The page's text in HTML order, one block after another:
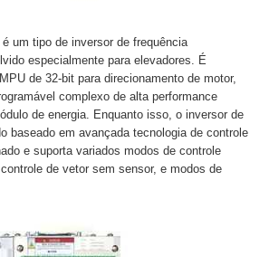
um tipo de inversor de frequência
especialmente para elevadores. É
de 32-bit para direcionamento de motor,
complexo de alta performance
de energia. Enquanto isso, o inversor de
baseado em avançada tecnologia de controle
e suporta variados modos de controle
de vetor sem sensor, e modos de